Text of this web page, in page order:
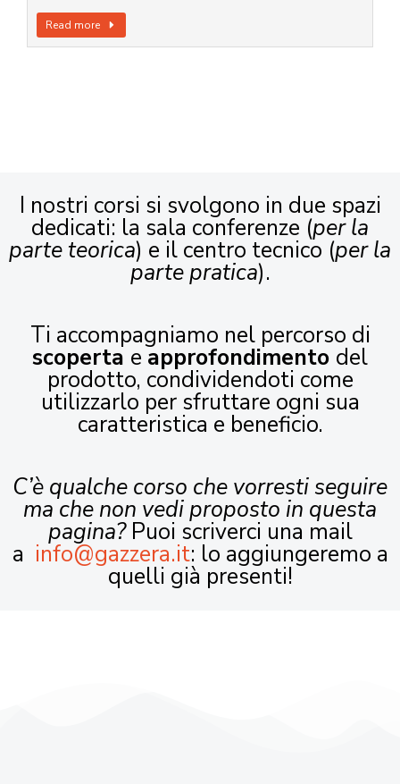
Read more
I nostri corsi si svolgono in due spazi
dedicati: la sala conferenze (per la
parte teorica) e il centro tecnico (per la
parte pratica).
Ti accompagniamo nel percorso di
scoperta e approfondimento del
prodotto, condividendoti come
utilizzarlo per sfruttare ogni sua
caratteristica e beneficio.
C’è qualche corso che vorresti seguire
ma che non vedi proposto in questa
pagina?Puoi scriverci una mail
a info@gazzera.it: lo aggiungeremo a
quelli già presenti!